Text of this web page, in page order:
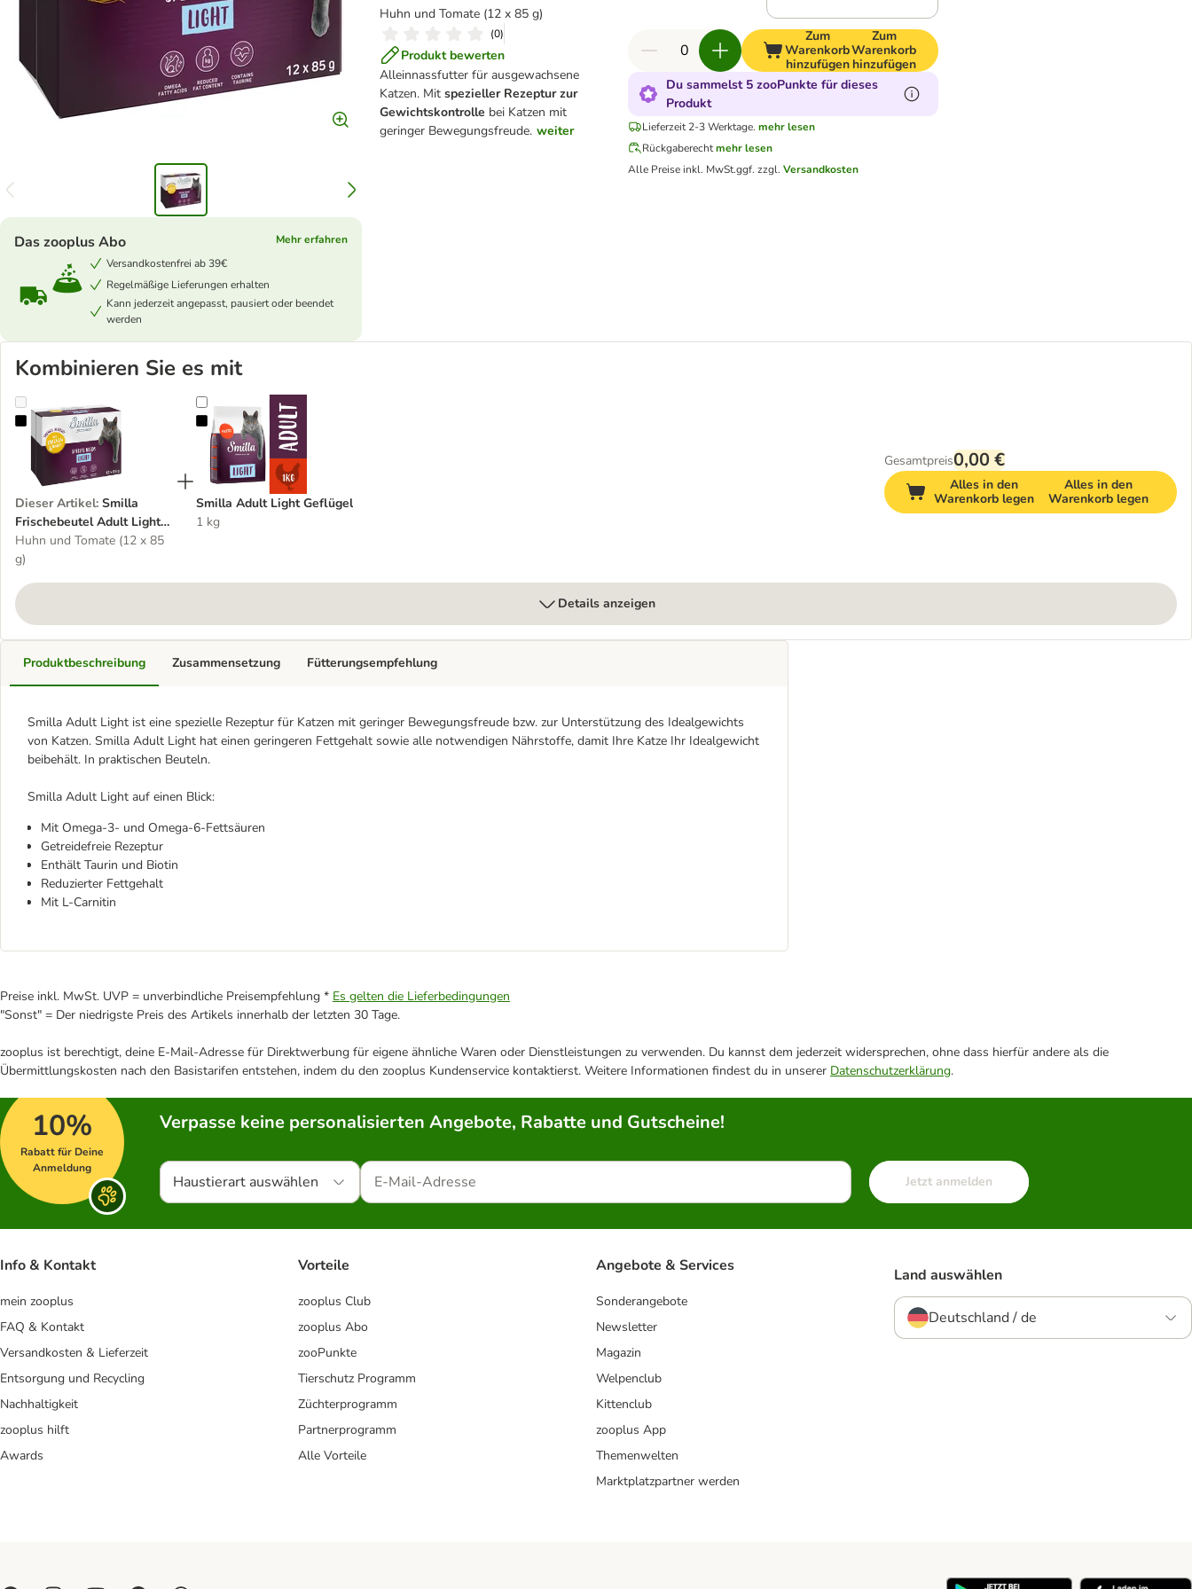
Huhn und Tomate (12 x 85 g)
(0)
Produkt bewerten
Alleinnassfutter für ausgewachsene
Katzen. Mitspezieller Rezeptur zur
Gewichtskontrolle bei Katzen mit
geringer Bewegungsfreude. weiter
Das zooplus Abo
Mehr erfahren
Versandkostenfrei ab 39€
Regelmäßige Lieferungen erhalten
Kann jederzeit angepasst, pausiert oder beendet
werden
Zum
Warenkorb
hinzufügen
Zum
Warenkorb
hinzufügen
Du sammelst 5 zooPunkte für dieses
Produkt
Lieferzeit 2-3 Werktage. mehr lesen
Rückgaberechtmehr lesen
Alle Preise inkl. MwSt.ggf. zzgl.Versandkosten
Kombinieren Sie es mit
Smilla Frischebeutel Adult Light Häppchen in Sauce mit Gemüse
Dieser Artikel: Smilla
Frischebeutel Adult Light
Häppchen in Sauce mit
Gemüse
Huhn und Tomate (12 x 85
g)
Smilla Adult Light Geflügel
Smilla Adult Light Geflügel
1 kg
Gesamtpreis0,00 €
Alles in den
Warenkorb legen
Alles in den
Warenkorb legen
Details anzeigen
Produktbeschreibung
Smilla Adult Light ist eine spezielle Rezeptur für Katzen mit geringer Bewegungsfreude bzw. zur Unterstützung des Idealgewichts
von Katzen. Smilla Adult Light hat einen geringeren Fettgehalt sowie alle notwendigen Nährstoffe, damit Ihre Katze Ihr Idealgewicht
beibehält. In praktischen Beuteln.
Smilla Adult Light auf einen Blick:
Mit Omega-3- und Omega-6-Fettsäuren
Getreidefreie Rezeptur
Enthält Taurin und Biotin
Reduzierter Fettgehalt
Mit L-Carnitin
Zusammensetzung Fütterungsempfehlung
Preise inkl. MwSt. UVP = unverbindliche Preisempfehlung * Es gelten die Lieferbedingungen
"Sonst" = Der niedrigste Preis des Artikels innerhalb der letzten 30 Tage.
zooplus ist berechtigt, deine E-Mail-Adresse für Direktwerbung für eigene ähnliche Waren oder Dienstleistungen zu verwenden. Du kannst dem jederzeit widersprechen, ohne dass hierfür andere als die
Übermittlungskosten nach den Basistarifen entstehen, indem du den zooplus Kundenservice kontaktierst. Weitere Informationen findest du in unserer Datenschutzerklärung.
10%
Rabatt für Deine
Anmeldung
Verpasse keine personalisierten Angebote, Rabatte und Gutscheine!
Haustierart auswählen Jetzt anmelden
Info & Kontakt
mein zooplus
FAQ & Kontakt
Versandkosten & Lieferzeit
Entsorgung und Recycling
Nachhaltigkeit
zooplus hilft
Awards
Vorteile
zooplus Club
zooplus Abo
zooPunkte
Tierschutz Programm
Züchterprogramm
Partnerprogramm
Alle Vorteile
Angebote & Services
Sonderangebote
Newsletter
Magazin
Welpenclub
Kittenclub
zooplus App
Themenwelten
Marktplatzpartner werden
Land auswählen
Deutschland / de